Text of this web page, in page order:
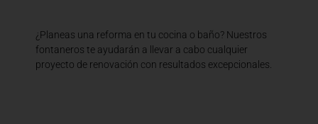
¿Planeas una reforma en tu cocina o baño? Nuestros
fontaneros te ayudarán a llevar a cabo cualquier
proyecto de renovación con resultados excepcionales.